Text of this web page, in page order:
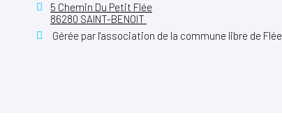
5 Chemin Du Petit Flée
86280 SAINT-BENOIT
Gérée par l'association de la commune libre de Flée